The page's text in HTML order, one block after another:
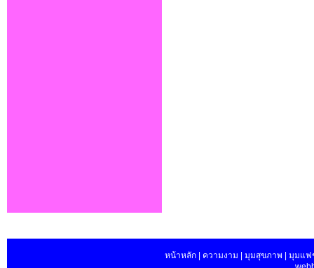
หน้าหลัก | ความงาม | มุมสุขภาพ | มุมแฟ